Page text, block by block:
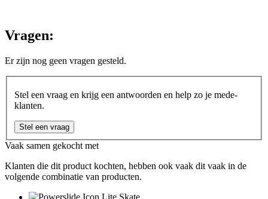
Vragen:
Er zijn nog geen vragen gesteld.
Stel een vraag en krijg een antwoorden en help zo je mede-
klanten.
Stel een vraag
Vaak samen gekocht met
Klanten die dit product kochten, hebben ook vaak dit vaak in de
volgende combinatie van producten.